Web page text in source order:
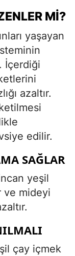
MI?
yaşayan
İçerdiği
azaltır.
edilir.
SAĞLAR
yeşil
ve mideyi
çay içmek